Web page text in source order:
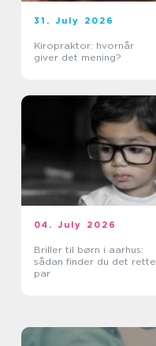
31. July 2026
Kiropraktor: hvornår
giver det mening?
04. July 2026
Briller til børn i aarhus:
sådan finder du det rette
par